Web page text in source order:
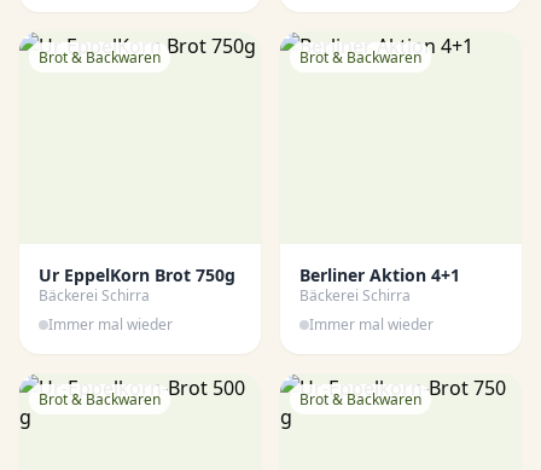
Brot & Backwaren
Ur EppelKorn Brot 750g
Bäckerei Schirra
Immer mal wieder
Brot & Backwaren
Berliner Aktion 4+1
Bäckerei Schirra
Immer mal wieder
Brot & Backwaren Brot & Backwaren